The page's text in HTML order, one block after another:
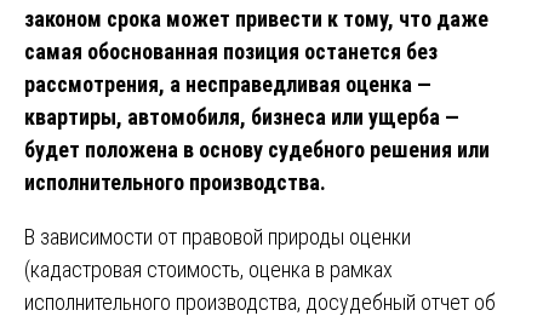
законом срока может привести к тому, что даже
самая обоснованная позиция останется без
рассмотрения, а несправедливая оценка —
квартиры, автомобиля, бизнеса или ущерба —
будет положена в основу судебного решения или
исполнительного производства.
В зависимости от правовой природы оценки
(кадастровая стоимость, оценка в рамках
исполнительного производства, досудебный отчет об